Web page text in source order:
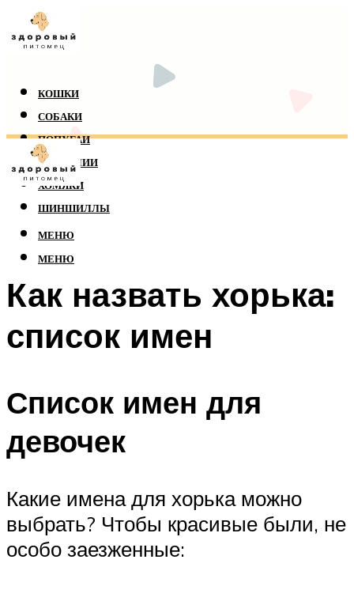
КОШКИ
СОБАКИ
ПОПУГАИ
РЕПТИЛИИ
ХОМЯКИ
ШИНШИЛЛЫ
МЕНЮ
МЕНЮ
Как назвать хорька:
список имен
Список имен для
девочек
Какие имена для хорька можно
выбрать? Чтобы красивые были, не
особо заезженные: